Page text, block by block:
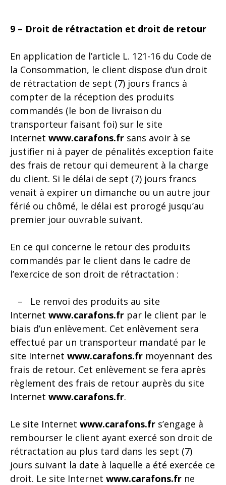
9 – Droit de rétractation et droit de retour
En application de l’article L. 121-16 du Code de
la Consommation, le client dispose d’un droit
de rétractation de sept (7) jours francs à
compter de la réception des produits
commandés (le bon de livraison du
transporteur faisant foi) sur le site
Internet www.carafons.fr sans avoir à se
justifier ni à payer de pénalités exception faite
des frais de retour qui demeurent à la charge
du client. Si le délai de sept (7) jours francs
venait à expirer un dimanche ou un autre jour
férié ou chômé, le délai est prorogé jusqu’au
premier jour ouvrable suivant.
En ce qui concerne le retour des produits
commandés par le client dans le cadre de
l’exercice de son droit de rétractation :
– Le renvoi des produits au site
Internet www.carafons.fr par le client par le
biais d’un enlèvement. Cet enlèvement sera
effectué par un transporteur mandaté par le
site Internet www.carafons.fr moyennant des
frais de retour. Cet enlèvement se fera après
règlement des frais de retour auprès du site
Internet www.carafons.fr.
Le site Internet www.carafons.fr s’engage à
rembourser le client ayant exercé son droit de
rétractation au plus tard dans les sept (7)
jours suivant la date à laquelle a été exercée ce
droit. Le site Internet www.carafons.fr ne